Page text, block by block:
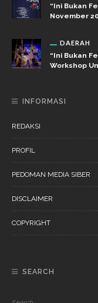
“Ini Bukan
November
DAERAH
“Ini Bukan
Workshop
INFORMASI
REDAKSI
PROFIL
PEDOMAN MEDIA SIBER
DISCLAIMER
COPYRIGHT
SEARCH